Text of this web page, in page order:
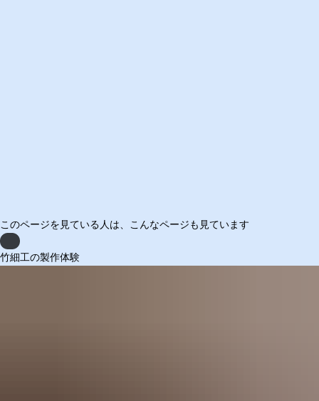
このページを見ている人は、
こんなページも見ています
Previous
竹細工の製作体験